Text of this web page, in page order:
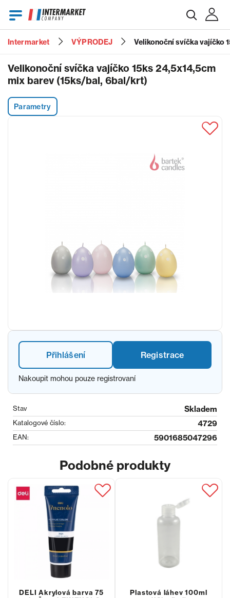
Heslo
Intermarket VÝPRODEJ Velikonoční svíčka vajíčko
Velikonoční svíčka vajíčko 15ks 24,5x14,5cm
mix barev (15ks/bal, 6bal/krt)
Parametry
Přihlášení Registrace
Nakoupit mohou pouze registrovaní
Stav Skladem
Katalogové číslo: 4729
EAN: 5901685047296
Podobné produkty
DELI Akrylová barva 75
Plastová láhev 100ml